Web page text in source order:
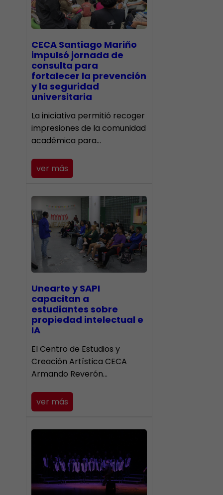
CECA Santiago Mariño
impulsó jornada de
consulta para
fortalecer la prevención
y la seguridad
universitaria
La iniciativa permitió recoger
impresiones de la comunidad
académica para…
ver más
Unearte y SAPI
capacitan a
estudiantes sobre
propiedad intelectual e
IA
El Centro de Estudios y
Creación Artística CECA
Armando Reverón…
ver más